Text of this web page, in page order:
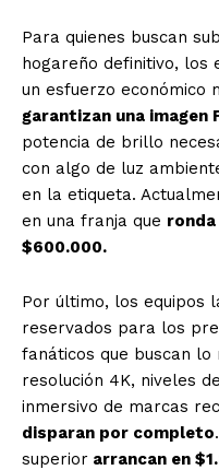
Para quienes buscan
hogareño definitivo, los
un esfuerzo económico
garantizan una imagen
potencia de brillo
con algo de luz
en la etiqueta.
en una franja que
$600.000.
Por último, los equipos
reservados para los
fanáticos que buscan
resolución 4K, niveles
inmersivo de marcas
disparan por completo
superior arrancan en